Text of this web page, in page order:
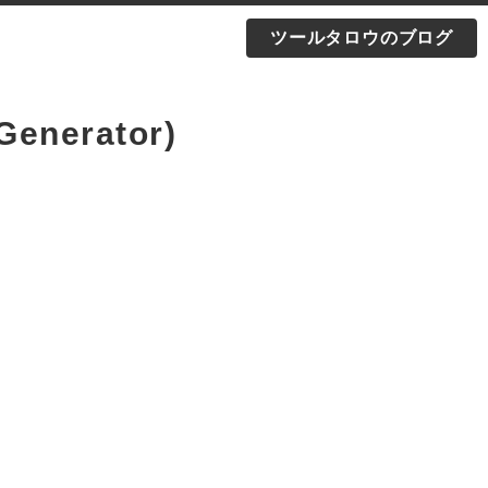
ツールタロウのブログ